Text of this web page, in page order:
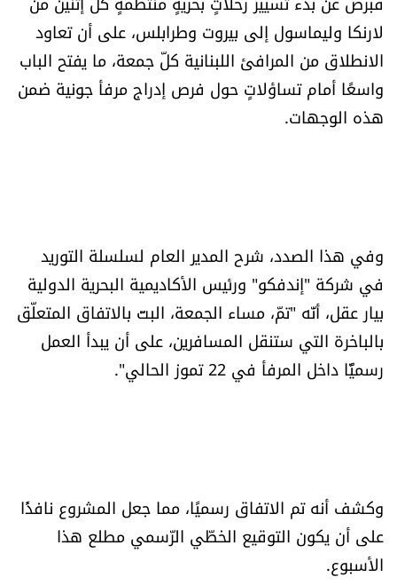
لارنكا وليماسول إلى بيروت وطرابلس، على أن تعاود
الانطلاق من المرافئ اللبنانية كلّ جمعة، ما يفتح الباب
واسعًا أمام تساؤلاتٍ حول فرص إدراج مرفأ جونية ضمن
هذه الوجهات.
وفي هذا الصدد، شرح المدير العام لسلسلة التوريد
في شركة "إندفكو" ورئيس الأكاديمية البحرية الدولية
بيار عقل، أنّه "تمّ، مساء الجمعة، البتّ بالاتفاق المتعلّق
بالباخرة التي ستنقل المسافرين، على أن يبدأ العمل
رسميًّا داخل المرفأ في 22 تموز الحالي".
وكشف أنه تم الاتفاق رسميًا، مما جعل المشروع نافذًا
على أن يكون التوقيع الخطّي الرّسمي مطلع هذا
الأسبوع.